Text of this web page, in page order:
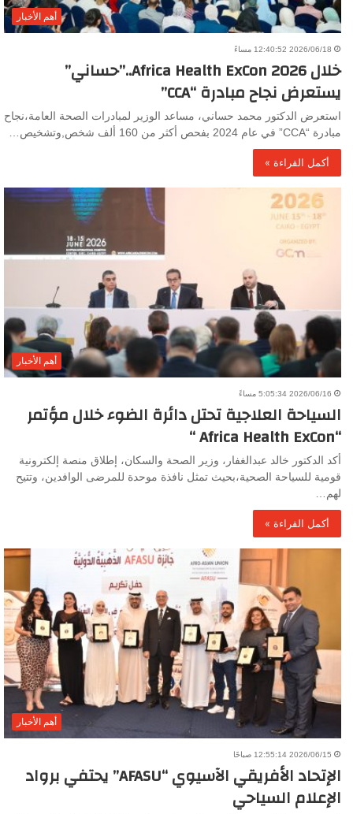
أهم الأخبار
2026/06/18 12:40:52 مساءً
خلال Africa Health ExCon 2026..”حساني”
يستعرض نجاح مبادرة “CCA”
استعرض الدكتور محمد حساني، مساعد الوزير لمبادرات الصحة العامة،نجاح
مبادرة “CCA” في عام 2024 بفحص أكثر من 160 ألف شخص,وتشخيص…
أكمل القراءة »
أهم الأخبار
2026/06/16 5:05:34 مساءً
السياحة العلاجية تحتل دائرة الضوء خلال مؤتمر
“Africa Health ExCon “
أكد الدكتور خالد عبدالغفار، وزير الصحة والسكان، إطلاق منصة إلكترونية
قومية للسياحة الصحية،بحيث تمثل نافذة موحدة للمرضى الوافدين، وتتيح
لهم…
أكمل القراءة »
أهم الأخبار
2026/06/15 12:55:14 صباحًا
الإتحاد الأفريقي الآسيوي “AFASU” يحتفي برواد
الإعلام السياحي